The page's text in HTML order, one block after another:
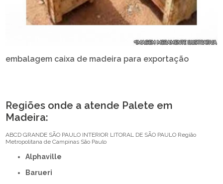
embalagem caixa de madeira para exportação
Regiões onde a atende Palete em
Madeira:
ABCD GRANDE SÃO PAULO INTERIOR LITORAL DE SÃO PAULO Região
Metropolitana de Campinas São Paulo
Alphaville
Barueri